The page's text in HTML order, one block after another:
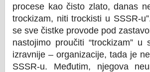
procese kao čisto zlato, danas
trockizam, niti trockisti u SSSR-
se sve čistke provode pod
nastojimo proučiti “trockizam”
izravnije – organizacije, tada je
SSSR-u. Međutim, njegova